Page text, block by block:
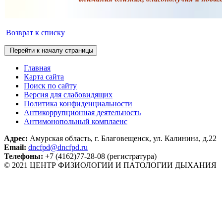
Возврат к списку
Перейти к началу страницы
Главная
Карта сайта
Поиск по сайту
Версия для слабовидящих
Политика конфиденциальности
Антикоррупционная деятельность
Антимонопольный комплаенс
Адрес: Амурская область, г. Благовещенск, ул. Калинина, д.22
Email: dncfpd@dncfpd.ru
Телефоны: +7 (4162)77-28-08 (регистратура)
© 2021 ЦЕНТР ФИЗИОЛОГИИ И ПАТОЛОГИИ ДЫХАНИЯ